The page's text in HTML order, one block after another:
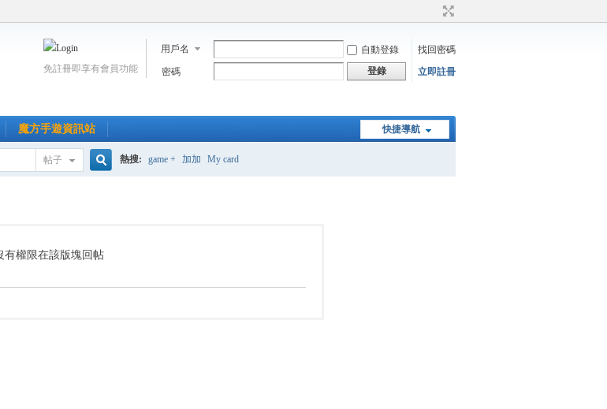
用戶名 自動登錄
找回密碼
密碼
登錄 立即註冊
免註冊即享有會員功能
快捷導航
魔方手遊資訊站
帖子
索
熱搜: game + 加加 My card
有權限在該版塊回帖